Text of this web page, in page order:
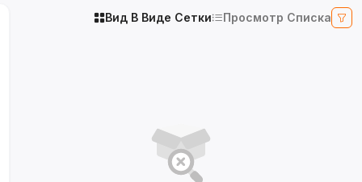
Вид В Виде Сетки Просмотр Списка